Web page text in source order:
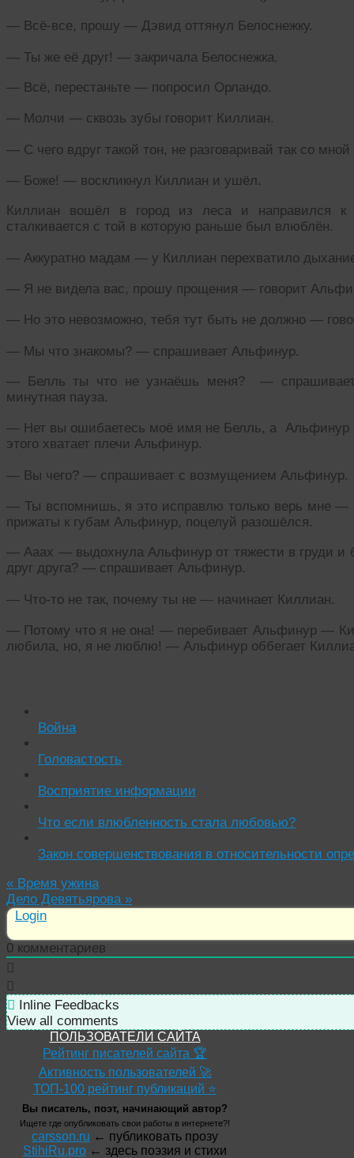
— Всё-все, прошу — Дэвид оттянул Белоснежку.
— Ты же её друг! — закричала Белоснежка.
— Всё, перестаньте — попросил Орландо.
— Молчи — сквозь зубы говорит Киллиан.
— С чего вдруг такой тон, не разговаривай так со
— Боже! — воскликнул Киллиан и ушёл.
Киллиан вошёл в город из леса и направился
сталкивается с той в которую раньше был влюблён.
— Аккуратно мадам — у Киллиан перехватило
— Я не видела вас, прошу прощения — говорит
— Но это невозможно, тебя тут быть не должно —
— Мы что знакомы? — спрашивает Альфинур.
— Белль ты что не узнаёшь меня? —
минутная пауза.
— Нет вы ошибаетесь моё имя не Белль, а
этого хватает плечи Альфинур.
— Вы чего? — спрашивает с возмущением Альфинур.
— Ты вспомнишь, я это исправлю только верь мне —
прижаты к губам Альфинур, поцелуй разошёлся.
— Ааах — выдохнула Альфинур от тяжести в груди
друг друга? — спрашивает Альфинур.
— Что-то не так, почему ты не — начинает Киллиан.
— Потому что я не она! — перебивает Альфинур —
любила, но, я не люблю! — Альфинур оббегает
Война
Головастость
Восприятие информации
Что если влюбленность стала любовью?
Закон совершенствования в относительности
« Время ужина
Дело Девятьярова »
Login
0 комментариев
Inline Feedbacks
View all comments
ПОЛЬЗОВАТЕЛИ САЙТА
Рейтинг писателей сайта 🏆
Активность пользователей 🚀
ТОП-100 рейтинг публикаций ⭐
Вы писатель, поэт, начинающий автор?
Ищете где опубликовать свои работы в интернете?!
carsson.ru ← публиковать прозу
StihiRu.pro ← здесь поэзия и стихи